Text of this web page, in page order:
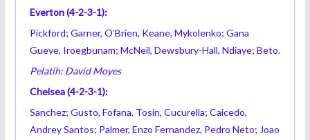
Everton (4-2-3-1):
Pickford; Garner, O’Brien, Keane, Mykolenko; Gana
Gueye, Iroegbunam; McNeil, Dewsbury-Hall, Ndiaye; Beto.
Pelatih: David Moyes
Chelsea (4-2-3-1):
Sanchez; Gusto, Fofana, Tosin, Cucurella; Caicedo,
Andrey Santos; Palmer, Enzo Fernandez, Pedro Neto; Joao